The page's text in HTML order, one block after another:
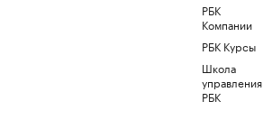
РБК
Компании
РБК Курсы
Школа
управления
РБК